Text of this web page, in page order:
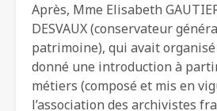
Après, Mme Elisabeth
DESVAUX (conservateur
patrimoine), qui avait
donné une introduction à
métiers (composé et mis en
l’association des archivistes